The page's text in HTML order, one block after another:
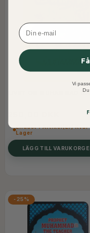
LIVET OM MUHAMMAD
Endast 1 Artikel(er) Kvar
Lager
LÄGG TILL
-25%
Email
Vi
Du